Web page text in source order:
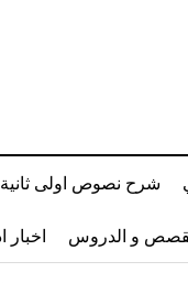
شرح نصوص اولى ثانية
و الدروس اخبار